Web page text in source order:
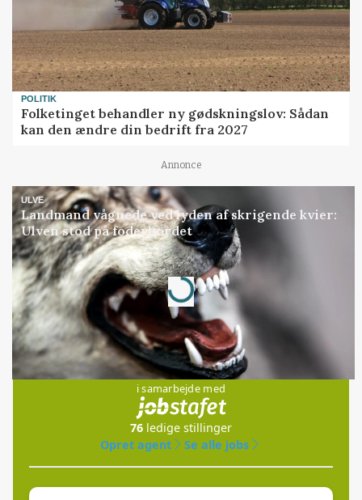
POLITIK
Folketinget behandler ny gødskningslov: Sådan
kan den ændre din bedrift fra 2027
Annonce
ULVE
Landmand vågnede ved lyden af skrigende kvier:
Ulven stod på foderbordet
Annonce
Loading...
Jobs
i samarbejde med
76 ledige stillinger
Opret agent
Se alle jobs